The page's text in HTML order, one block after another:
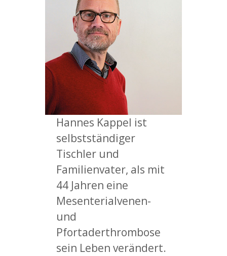
Hannes Kappel ist
selbstständiger
Tischler und
Familienvater, als mit
44 Jahren eine
Mesenterialvenen-
und
Pfortaderthrombose
sein Leben verändert.